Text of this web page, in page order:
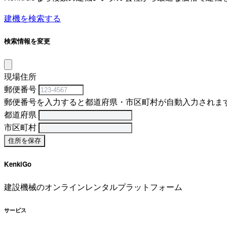
建機を検索する
検索情報を変更
現場住所
郵便番号
郵便番号を入力すると都道府県・市区町村が自動入力されま
都道府県
市区町村
KenkiGo
建設機械のオンラインレンタルプラットフォーム
サービス